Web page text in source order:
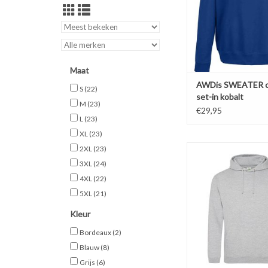
Maat
S (22)
M (23)
L (23)
XL (23)
2XL (23)
3XL (24)
4XL (22)
5XL (21)
Kleur
Bordeaux (2)
Blauw (8)
Grijs (6)
Soft-brushed
Sweatshirts
TOEVOEGEN AAN
AWDis SWEATER
set-in kobalt
€29,95
met capuchon van
'JH001'Verkrijgbaar in
de maten S t/m
Gemaakt van 80%
katoen en 20%
Soft-brushed
kwaliteit 280 g/m2.
Afhangend
TOEVOEGEN AAN